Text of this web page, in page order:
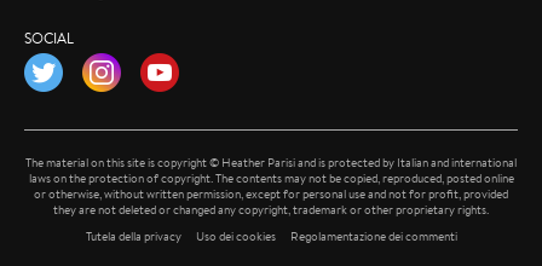
SOCIAL
Twitter
Instagram
The material on this site is copyright © Heather Parisi and is protected by Italian and international
laws on the protection of copyright. The contents may not be copied, reproduced, posted online
or otherwise, without written permission, except for personal use and not for profit, provided
they are not deleted or changed any copyright, trademark or other proprietary rights.
Tutela della privacy
Uso dei cookies Regolamentazione dei commenti